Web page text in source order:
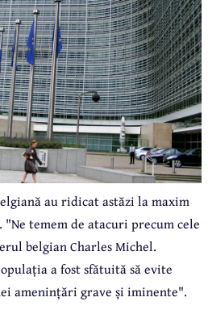
au ridicat astăzi la maxim
temem de atacuri precum cele
belgian Charles Michel.
a fost sfătuită să evite
amenințări grave și iminente".